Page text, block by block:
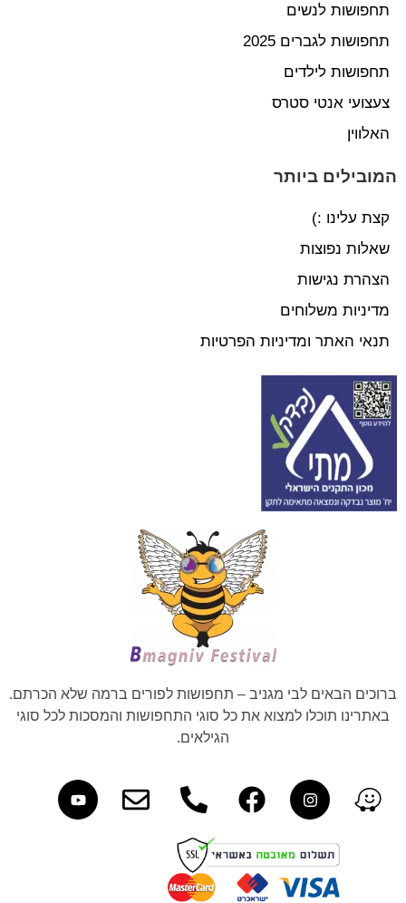
תחפושות לנשים
תחפושות לגברים 2025
תחפושות לילדים
צעצועי אנטי סטרס
האלווין
המובילים ביותר
קצת עלינו :)
שאלות נפוצות
הצהרת נגישות
מדיניות משלוחים
תנאי האתר ומדיניות הפרטיות
ברוכים הבאים לבי מגניב – תחפושות לפורים ברמה שלא הכרתם.
באתרינו תוכלו למצוא את כל סוגי התחפושות והמסכות לכל סוגי
הגילאים.